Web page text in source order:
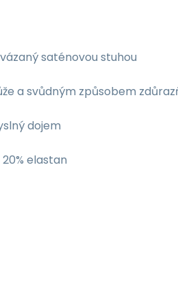
saténovou stuhou
a svůdným způsobem
dojem
elastan